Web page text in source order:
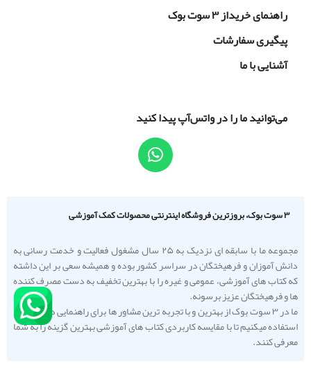
راهنمای خریداز ۳ سوت بوک
پیگیری سفارشات
آشنایی با ما
می‌توانید ما را در واتس‌آپ پیدا کنید
۳ سوت بوک، بروزترین فروشگاه اینترنتی محصولات کمک آموزشی
مجموعه ما با سابقه ای نزدیک به ۲۵ سال مشغول فعالیت و خدمت رسانی به
دانش آموزان و فرهیختگان در سراسر کشور بوده و همیشه سعی بر این داشته
که کتاب های آموزشی، عمومی و غیره را با بهترین تخفیف به دست مصرف کننده
ها و فرهیختگان عزیز برسونه.
ما در ۳ سوت بوک از بهترین و با تجربه ترین مشاور ها برای راهنمایی دانش آموزا
استفاده میکنیم تا با مقایسه کاربردی کتاب های آموزشی بهترین گزینه را به شما
معرفی کنند.